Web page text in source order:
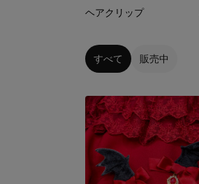
ヘアクリップ
すべて 販売中